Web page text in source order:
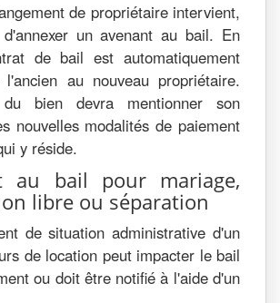
de propriétaire intervient,
un avenant au bail. En
de bail est automatiquement
au nouveau propriétaire.
du bien devra mentionner son
nouvelles modalités de paiement
y réside.
au bail pour mariage,
libre ou séparation
de situation administrative d'un
de location peut impacter le bail
ou doit être notifié à l'aide d'un